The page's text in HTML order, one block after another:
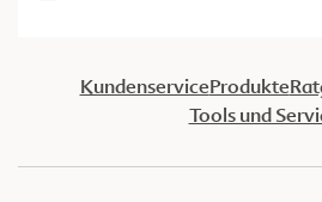
KundenserviceProdukte
Tools und